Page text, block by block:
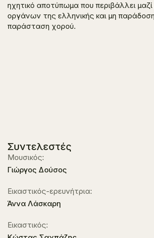
ηχητικό αποτύπωμα που περιβάλλει
οργάνων της ελληνικής και μη
παράσταση χορού.
Συντελεστές
Μουσικός:
Γιώργος Δούσος
Εικαστικός-ερευνήτρια:
Άννα Λάσκαρη
Εικαστικός: